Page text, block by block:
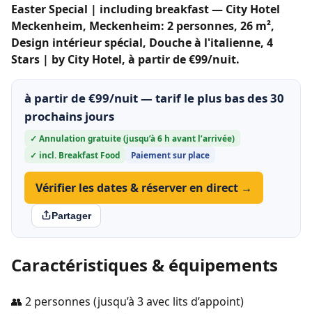
Easter Special | including breakfast — City Hotel
Meckenheim, Meckenheim: 2 personnes, 26 m²,
Design intérieur spécial, Douche à l'italienne, 4
Stars | by City Hotel, à partir de €99/nuit.
à partir de €99/nuit — tarif le plus bas des 30
prochains jours
✓ Annulation gratuite (jusqu’à 6 h avant l’arrivée)
✓ incl. Breakfast Food
Paiement sur place
Vérifier les dates & réserver en direct →
Partager
Caractéristiques & équipements
👥 2 personnes (jusqu’à 3 avec lits d’appoint)